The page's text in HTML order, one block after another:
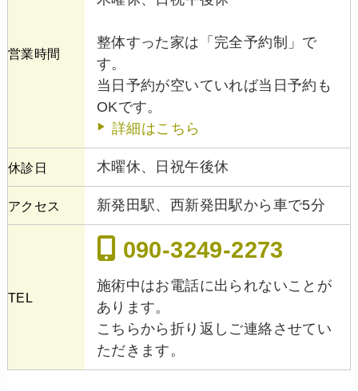
営業時間
整体すった家は「完全予約制」で
す。
当日予約が空いていれば当日予約も
OKです。
詳細はこちら
休診日 木曜休、日祝午後休
アクセス 新発田駅、西新発田駅から車で5分
TEL
090-3249-2273
施術中はお電話に出られないことが
あります。
こちらから折り返しご連絡させてい
ただきます。